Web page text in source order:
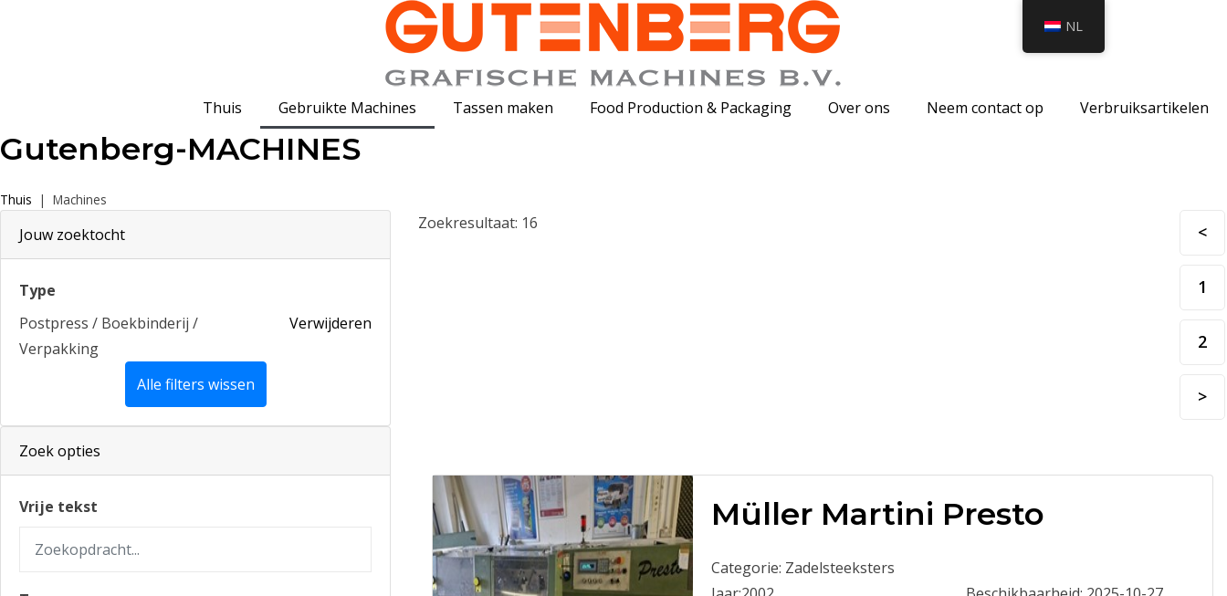
Thuis Gebruikte Machines Tassen maken Food Production & Packaging Over ons Neem contact op Verbruiksartikelen
Gutenberg-MACHINES
Thuis | Machines
Jouw zoektocht
Type
Postpress / Boekbinderij /
Verpakking
Verwijderen
Alle filters wissen
Zoek opties
Vrije tekst
Zoekresultaat: 16 <
1
2
>
Müller Martini Presto
Categorie: Zadelsteeksters
NL